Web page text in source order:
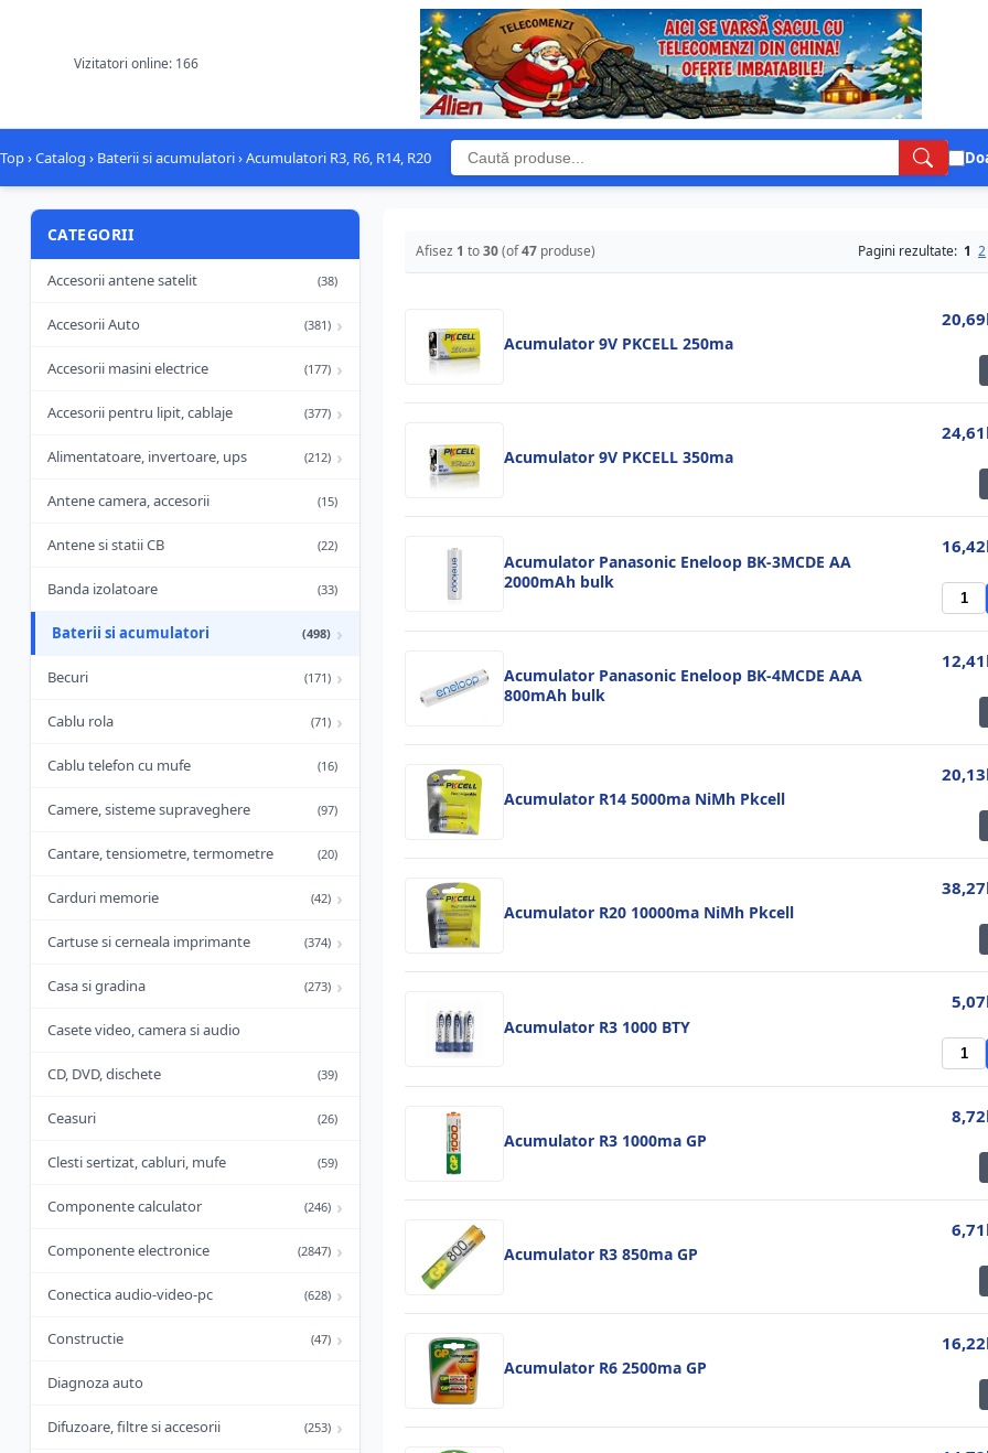
Vizitatori online: 166
Top›Catalog › Baterii si acumulatori›Acumulatori R3, R6, R14, R20
CATEGORII
Accesorii antene satelit (38)
Accesorii Auto (381) ›
Accesorii masini electrice (177) ›
Accesorii pentru lipit, cablaje (377) ›
Alimentatoare, invertoare, ups (212) ›
Antene camera, accesorii (15)
Antene si statii CB (22)
Banda izolatoare (33)
Baterii si acumulatori (498) ›
Becuri (171) ›
Cablu rola (71) ›
Cablu telefon cu mufe (16)
Camere, sisteme supraveghere (97)
Cantare, tensiometre, termometre (20)
Carduri memorie (42) ›
Cartuse si cerneala imprimante (374) ›
Casa si gradina (273) ›
Casete video, camera si audio
CD, DVD, dischete (39)
Ceasuri (26)
Clesti sertizat, cabluri, mufe (59)
Componente calculator (246) ›
Componente electronice (2847) ›
Conectica audio-video-pc (628) ›
Constructie (47) ›
Diagnoza auto
Difuzoare, filtre si accesorii (253) ›
Afisez 1 to30(of47produse) Pagini rezultate: 1 2
Acumulator 9V PKCELL 250ma
Acumulator 9V PKCELL 350ma
Acumulator Panasonic Eneloop BK-3MCDE AA
2000mAh bulk
Acumulator Panasonic Eneloop BK-4MCDE AAA
800mAh bulk
Acumulator R14 5000ma NiMh Pkcell
Acumulator R20 10000ma NiMh Pkcell
Acumulator R3 1000 BTY
Acumulator R3 1000ma GP
Acumulator R3 850ma GP
Acumulator R6 2500ma GP